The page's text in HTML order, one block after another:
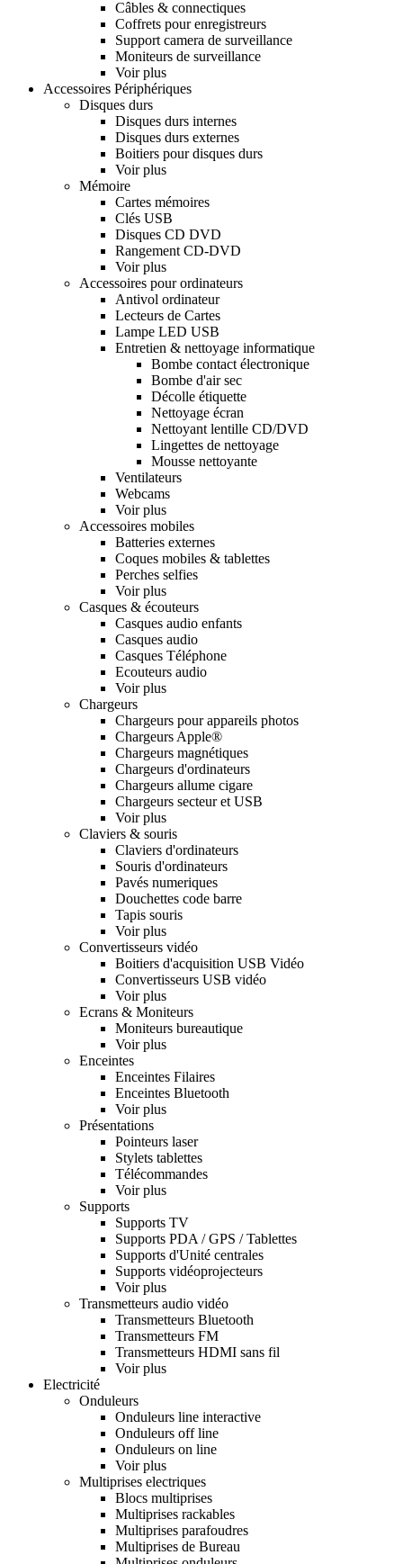
Câbles & connectiques
Coffrets pour enregistreurs
Support camera de surveillance
Moniteurs de surveillance
Voir plus
Accessoires Périphériques
Disques durs
Disques durs internes
Disques durs externes
Boitiers pour disques durs
Voir plus
Mémoire
Cartes mémoires
Clés USB
Disques CD DVD
Rangement CD-DVD
Voir plus
Accessoires pour ordinateurs
Antivol ordinateur
Lecteurs de Cartes
Lampe LED USB
Entretien & nettoyage informatique
Bombe contact électronique
Bombe d'air sec
Décolle étiquette
Nettoyage écran
Nettoyant lentille CD/DVD
Lingettes de nettoyage
Mousse nettoyante
Ventilateurs
Webcams
Voir plus
Accessoires mobiles
Batteries externes
Coques mobiles & tablettes
Perches selfies
Voir plus
Casques & écouteurs
Casques audio enfants
Casques audio
Casques Téléphone
Ecouteurs audio
Voir plus
Chargeurs
Chargeurs pour appareils photos
Chargeurs Apple®
Chargeurs magnétiques
Chargeurs d'ordinateurs
Chargeurs allume cigare
Chargeurs secteur et USB
Voir plus
Claviers & souris
Claviers d'ordinateurs
Souris d'ordinateurs
Pavés numeriques
Douchettes code barre
Tapis souris
Voir plus
Convertisseurs vidéo
Boitiers d'acquisition USB Vidéo
Convertisseurs USB vidéo
Voir plus
Ecrans & Moniteurs
Moniteurs bureautique
Voir plus
Enceintes
Enceintes Filaires
Enceintes Bluetooth
Voir plus
Présentations
Pointeurs laser
Stylets tablettes
Télécommandes
Voir plus
Supports
Supports TV
Supports PDA / GPS / Tablettes
Supports d'Unité centrales
Supports vidéoprojecteurs
Voir plus
Transmetteurs audio vidéo
Transmetteurs Bluetooth
Transmetteurs FM
Transmetteurs HDMI sans fil
Voir plus
Electricité
Onduleurs
Onduleurs line interactive
Onduleurs off line
Onduleurs on line
Voir plus
Multiprises electriques
Blocs multiprises
Multiprises rackables
Multiprises parafoudres
Multiprises de Bureau